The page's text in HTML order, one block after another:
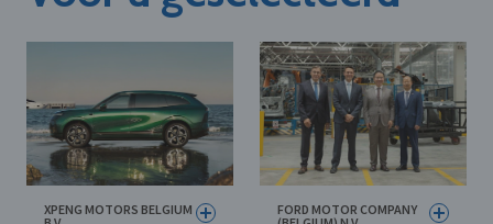
XPENG MOTORS BELGIUM
FORD MOTOR COMPANY